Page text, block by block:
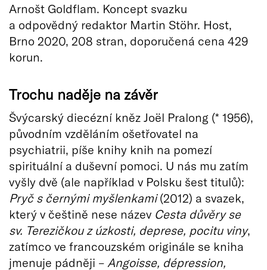
Arnošt Goldflam. Koncept svazku
a odpovědný redaktor Martin Stöhr. Host,
Brno 2020, 208 stran, doporučená cena 429
korun.
Trochu naděje na závěr
Švýcarský diecézní kněz Joël Pralong (* 1956),
původním vzděláním ošetřovatel na
psychiatrii, píše knihy knih na pomezí
spirituální a duševní pomoci. U nás mu zatím
vyšly dvě (ale například v Polsku šest titulů):
Pryč s černými myšlenkami(2012) a svazek,
který v češtině nese název Cesta důvěry se
sv. Terezičkou z úzkosti, deprese, pocitu viny,
zatímco ve francouzském originále se kniha
jmenuje pádněji – Angoisse, dépression,